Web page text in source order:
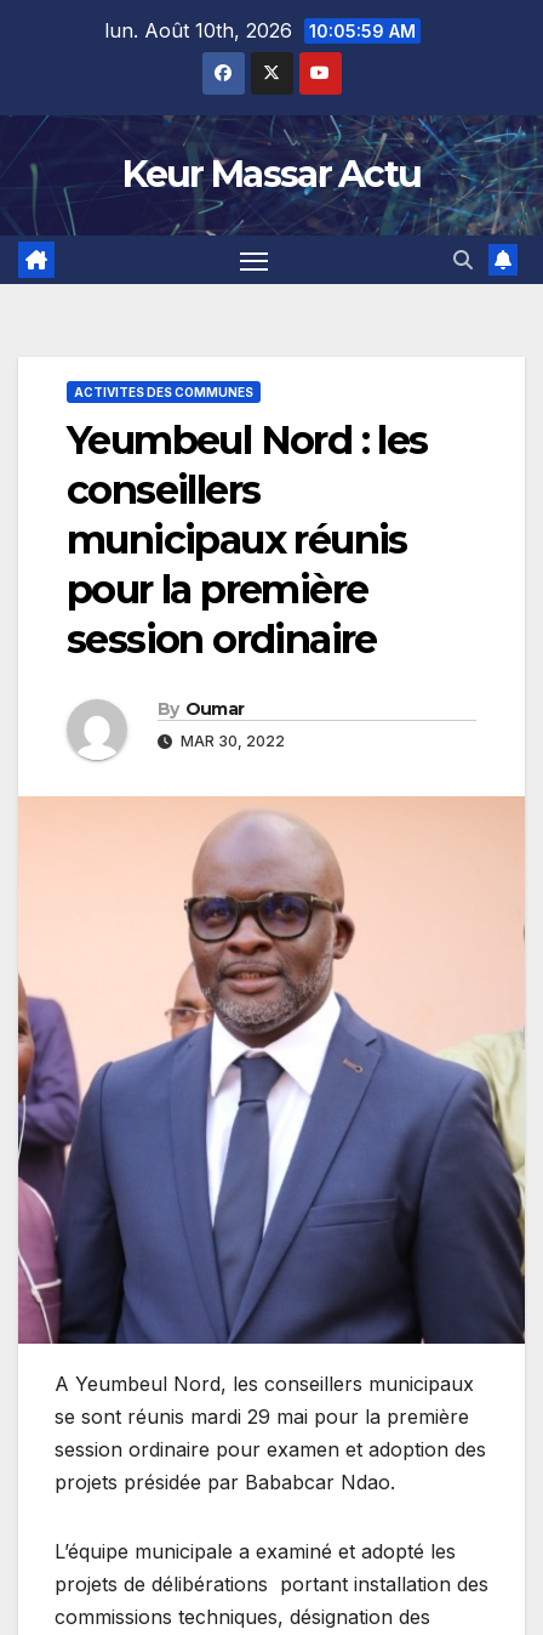
lun. Août 10th, 2026 10:05:59 AM
Keur Massar Actu
ACTIVITES DES COMMUNES
Yeumbeul Nord : les
conseillers
municipaux réunis
pour la première
session ordinaire
By Oumar
MAR 30, 2022
A Yeumbeul Nord, les conseillers municipaux
se sont réunis mardi 29 mai pour la première
session ordinaire pour examen et adoption des
projets présidée par Bababcar Ndao.
L’équipe municipale a examiné et adopté les
projets de délibérations portant installation des
commissions techniques, désignation des